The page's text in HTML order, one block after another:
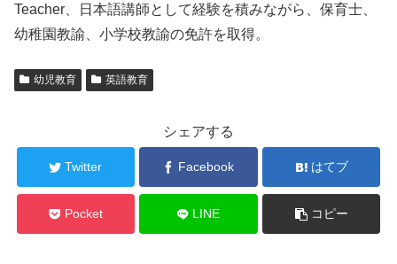
Teacher、日本語講師として経験を積みながら、保育士、
幼稚園教諭、小学校教諭の免許を取得。
幼児教育 英語教育
シェアする
Twitter Facebook はてブ
Pocket LINE コピー